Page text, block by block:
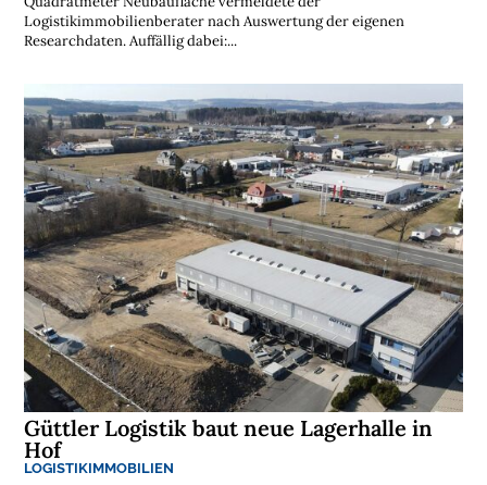
Logistikimmobilienberater nach Auswertung der eigenen
Researchdaten. Auffällig dabei:...
Güttler Logistik baut neue Lagerhalle in
Hof
LOGISTIKIMMOBILIEN